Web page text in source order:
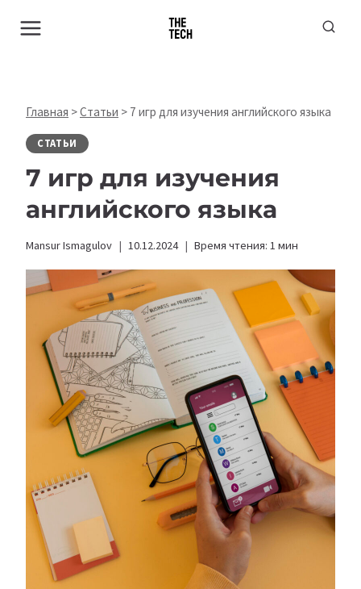
Главная >Статьи > 7 игр для изучения английского языка
СТАТЬИ
7 игр для изучения
английского языка
Mansur Ismagulov 10.12.2024 Время чтения: 1 мин